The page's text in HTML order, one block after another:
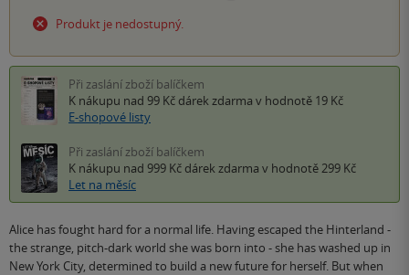
Produkt je nedostupný.
Při zaslání zboží balíčkem
K nákupu nad 99 Kč dárek zdarma v hodnotě 19 Kč
E-shopové listy
Při zaslání zboží balíčkem
K nákupu nad 999 Kč dárek zdarma v hodnotě 299 Kč
Let na měsíc
Alice has fought hard for a normal life. Having escaped the Hinterland -
the strange, pitch-dark world she was born into - she has washed up in
New York City, determined to build a new future for herself. But when